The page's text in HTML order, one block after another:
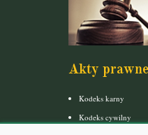
Akty prawne
Kodeks karny
Kodeks cywilny